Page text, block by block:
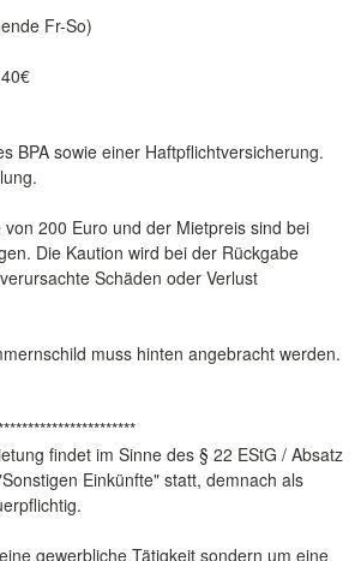
Fr-So)
BPA sowie einer Haftpflichtversicherung.
von 200 Euro und der Mietpreis sind bei
Die Kaution wird bei der Rückgabe
Schäden oder Verlust
muss hinten angebracht werden.
findet im Sinne des § 22 EStG / Absatz
Einkünfte" statt, demnach als
gewerbliche Tätigkeit sondern um eine